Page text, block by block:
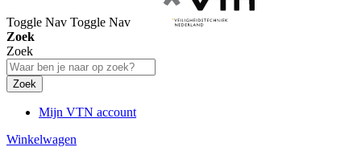
Toggle Nav Toggle Nav
Zoek
Zoek
Zoek
Mijn VTN account
Winkelwagen